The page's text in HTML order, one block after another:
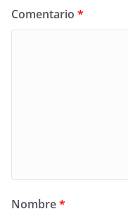
Comentario *
Nombre*